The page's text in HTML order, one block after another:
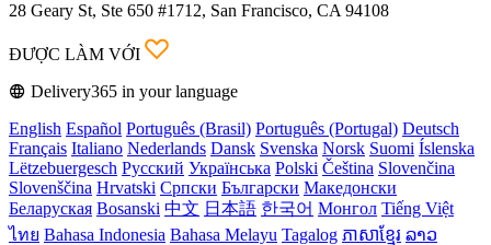
28 Geary St, Ste 650 #1712, San Francisco, CA 94108
ĐƯỢC LÀM VỚI
Delivery365 in your language
English Español Português (Brasil) Português (Portugal) Deutsch
Français Italiano Nederlands Dansk Svenska Norsk Suomi Íslenska
Lëtzebuergesch Русский Українська Polski Čeština Slovenčina
Slovenščina Hrvatski Српски Български Македонски
Беларуская Bosanski 中文 日本語 한국어 Монгол Tiếng Việt
ไทย Bahasa Indonesia Bahasa Melayu Tagalog ភាសាខ្មែរ ລາວ